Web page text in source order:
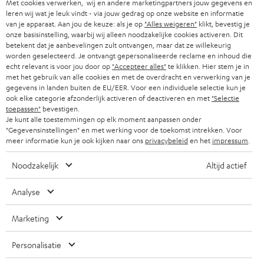
b
r
i
e
f
BLUETOOTH
KOPTELEFOONS
BLUETOOTH KOPTELEFOONS
COMPLETE SETS
SPEAKERS
ULTIMA
IN-EAR
FANSHOP
NIEUWKOMERS
B2B
PARTNERPROGRAMMA
BLOG
NEWSLETTER
STORES
TEUFEL VOORDELEN
ZWITSERLAND
NEDERLAND
BELGIË
FRANKRIJK
POLEN
ITALIË
USA
'Kennelijke' (typ)fouten voorbehouden. De op de foto's afgebeelde
accessoires zijn niet bij de levering inbegrepen. Eventuele
Met cookies verwerken, wij en andere marketingpartners jouw gegevens en
leren wij wat je leuk vindt - via jouw gedrag op onze website en informatie
van je apparaat. Aan jou de keuze: als je op "Alles weigeren" klikt, bevestig je
onze basisinstelling, waarbij wij alleen noodzakelijke cookies activeren. Dit
betekent dat je aanbevelingen zult ontvangen, maar dat ze willekeurig
worden geselecteerd. Je ontvangt gepersonaliseerde reclame en inhoud die
echt relevant is voor jou door op "Accepteer alles"te klikken. Hier stem je in
met het gebruik van alle cookies en met de overdracht en verwerking van je
gegevens in landen buiten de EU/EER. Voor een individuele selectie kun je
ook elke categorie afzonderlijk activeren of deactiveren en met "Selectie
toepassen" bevestigen.
Je kunt alle toestemmingen op elk moment aanpassen onder
"Gegevensinstellingen" en met werking voor de toekomst intrekken. Voor
meer informatie kun je ook kijken naar ons privacybeleiden het impressum
Noodzakelijk Altijd actief
Analyse
Marketing
Personalisatie